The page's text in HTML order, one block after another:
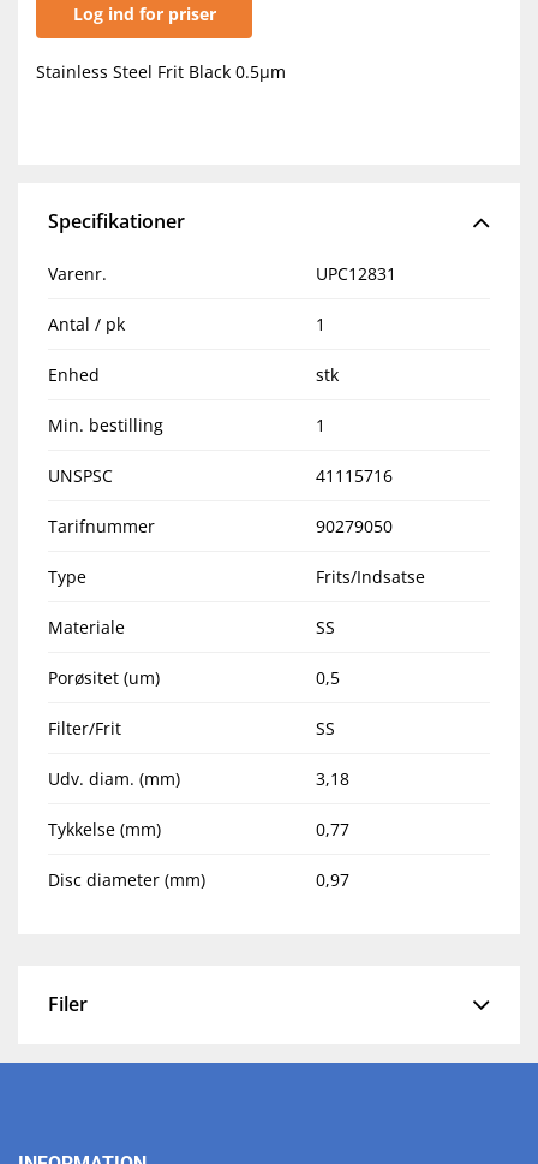
Log ind for priser
Stainless Steel Frit Black 0.5µm
Specifikationer
Varenr. UPC12831
Antal / pk 1
Enhed stk
Min. bestilling 1
UNSPSC 41115716
Tarifnummer 90279050
Type Frits/Indsatse
Materiale SS
Porøsitet (um) 0,5
Filter/Frit SS
Udv. diam. (mm) 3,18
Tykkelse (mm) 0,77
Disc diameter (mm) 0,97
Filer